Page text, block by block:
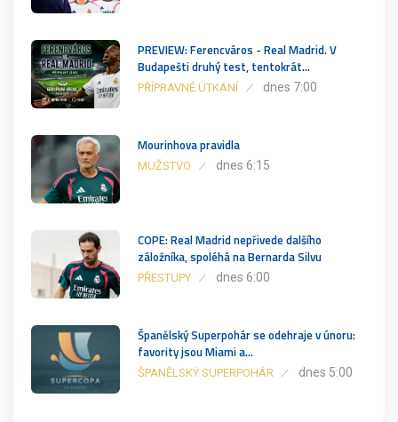
PREVIEW: Ferencváros - Real Madrid. V
Budapešti druhý test, tentokrát…
PŘÍPRAVNÉ UTKÁNÍ dnes 7:00
Mourinhova pravidla
MUŽSTVO dnes 6:15
COPE: Real Madrid nepřivede dalšího
záložníka, spoléhá na Bernarda Silvu
PŘESTUPY dnes 6:00
Španělský Superpohár se odehraje v únoru:
favority jsou Miami a…
ŠPANĚLSKÝ SUPERPOHÁR dnes 5:00